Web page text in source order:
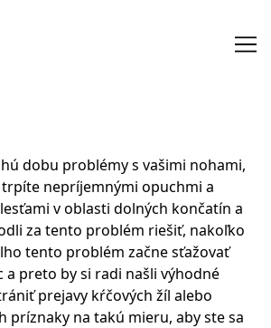
dobu problémy s vašimi nohami,
nepríjemnými opuchmi a
v oblasti dolných končatín a
za tento problém riešiť, nakoľko
tento problém začne sťažovať
a preto by si radi našli výhodné
prejavy kŕčových žíl alebo
príznaky na takú mieru, aby ste sa